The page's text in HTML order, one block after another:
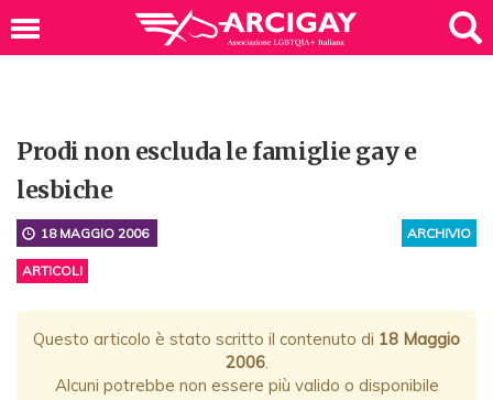
Prodi non escluda le famiglie gay e
lesbiche
ARCHIVIO
18 MAGGIO 2006
ARTICOLI
Questo articolo è stato scritto il contenuto di 18 Maggio
2006.
Alcuni potrebbe non essere più valido o disponibile